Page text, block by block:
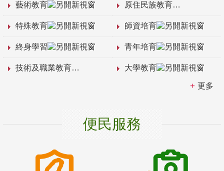
藝術教育 原住民族教育
特殊教育 師資培育
終身學習 青年培育
技術及職業教育 大學教育
更多
便民服務